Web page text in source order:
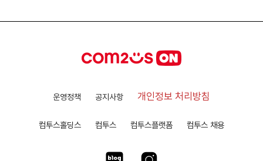
운영정책 공지사항 개인정보 처리방침
컴투스홀딩스 컴투스 컴투스플랫폼 컴투스 채용